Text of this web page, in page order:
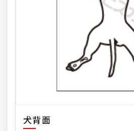
犬背面